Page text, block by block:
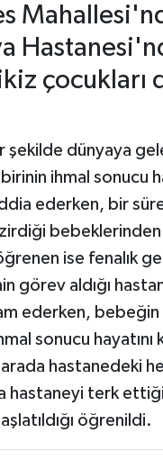
çocukları
şekilde dünyaya
ihmal sonucu
ederken, bir süre
bebeklerinden
ise fenalık
görev aldığı
ederken, bebeğin
sonucu
hastanedeki
hastaneyi terk
öğrenildi.